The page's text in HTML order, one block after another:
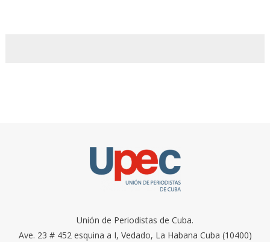
Unión de Periodistas de Cuba.
Ave. 23 # 452 esquina a I, Vedado, La Habana Cuba (10400)